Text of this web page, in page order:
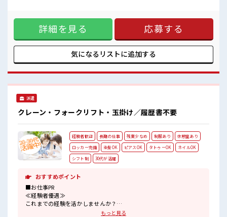
一息つける休憩スペースもあります！
る環境です。【取扱製品情報】健康食品、サプリメント、化
粧品、プロテインなど。 ■お仕事PR ≪女性も活躍中の職場≫
もちろん男性の応募もOKですよ！ ≪時間にメリハリを≫ 残
業はほとんどナシ！ 場合によってはお願いすることもありま
す♪ ≪完全週休二日制≫ 週末は家族や友人と一緒にプライベ
ート満喫！ ≪ヘアカラーOKで自由な雰囲気の職場≫ 明るす
制服アリ≫ 制服があるので、 毎日の服装の悩み解消♪ ≪収入
アップを目指せる≫ 高時給だらけの派遣のお仕事です！ ■職
憩スペースもあります！
詳細を見る 応募する
気になるリストに追加する
派遣
クレーン・フォークリフト・玉掛け／履歴書不要
経験者歓迎 長期の仕事 残業少なめ 制服あり
休憩室あり
ロッカー完備
染髪OK ピアスOK タトゥーOK
ネイルOK
シフト制
30代が活躍
おすすめポイント
■お仕事PR
≪経験者優遇≫
これまでの経験を活かしませんか？
もっと見る